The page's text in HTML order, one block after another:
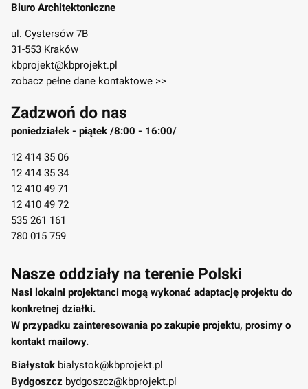
Biuro Architektoniczne
ul. Cystersów 7B
31-553 Kraków
kbprojekt@kbprojekt.pl
zobacz pełne dane kontaktowe >>
Zadzwoń do nas
poniedziałek - piątek /8:00 - 16:00/
12 414 35 06
12 414 35 34
12 410 49 71
12 410 49 72
535 261 161
780 015 759
Nasze oddziały na terenie Polski
Nasi lokalni projektanci mogą wykonać adaptację projektu do
konkretnej działki.
W przypadku zainteresowania po zakupie projektu, prosimy o
kontakt mailowy.
Białystok bialystok@kbprojekt.pl
Bydgoszcz bydgoszcz@kbprojekt.pl